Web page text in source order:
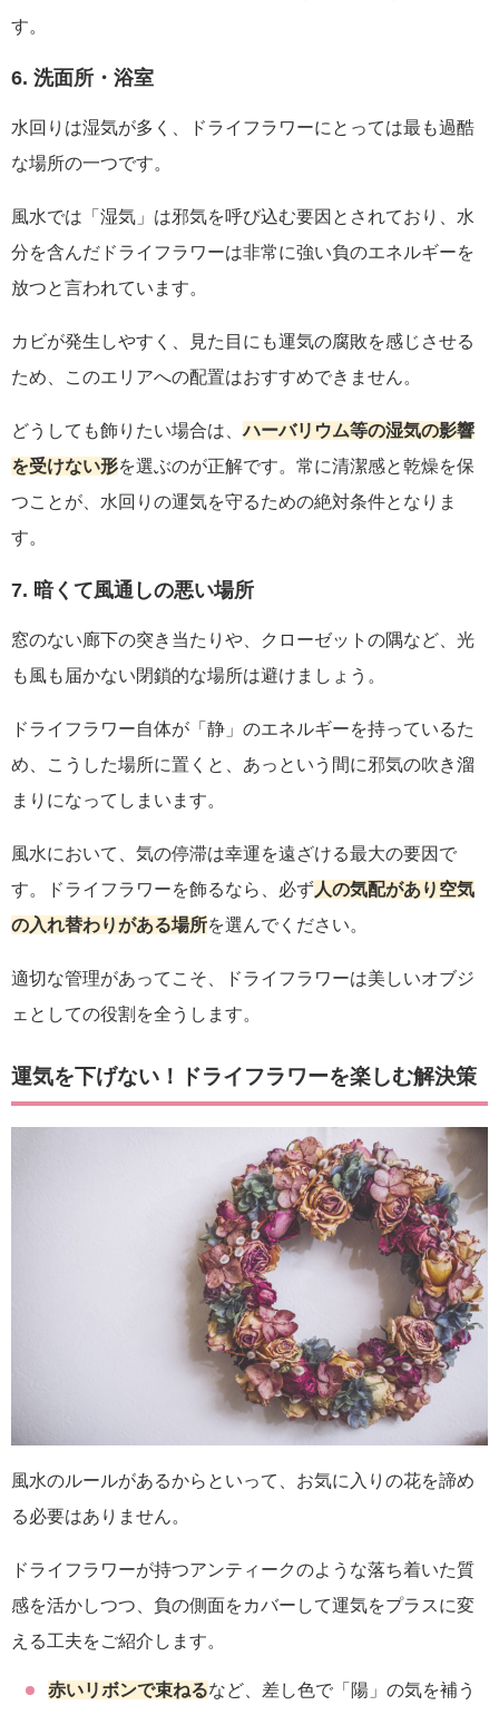
す。
6. 洗面所・浴室
水回りは湿気が多く、ドライフラワーにとっては最も過酷
な場所の一つです。
風水では「湿気」は邪気を呼び込む要因とされており、水
分を含んだドライフラワーは非常に強い負のエネルギーを
放つと言われています。
カビが発生しやすく、見た目にも運気の腐敗を感じさせる
ため、このエリアへの配置はおすすめできません。
どうしても飾りたい場合は、ハーバリウム等の湿気の影響
を受けない形を選ぶのが正解です。常に清潔感と乾燥を保
つことが、水回りの運気を守るための絶対条件となりま
す。
7. 暗くて風通しの悪い場所
窓のない廊下の突き当たりや、クローゼットの隅など、光
も風も届かない閉鎖的な場所は避けましょう。
ドライフラワー自体が「静」のエネルギーを持っているた
め、こうした場所に置くと、あっという間に邪気の吹き溜
まりになってしまいます。
風水において、気の停滞は幸運を遠ざける最大の要因で
す。ドライフラワーを飾るなら、必ず人の気配があり空気
の入れ替わりがある場所を選んでください。
適切な管理があってこそ、ドライフラワーは美しいオブジ
ェとしての役割を全うします。
運気を下げない！ドライフラワーを楽しむ解決策
風水のルールがあるからといって、お気に入りの花を諦め
る必要はありません。
ドライフラワーが持つアンティークのような落ち着いた質
感を活かしつつ、負の側面をカバーして運気をプラスに変
える工夫をご紹介します。
赤いリボンで束ねるなど、差し色で「陽」の気を補う